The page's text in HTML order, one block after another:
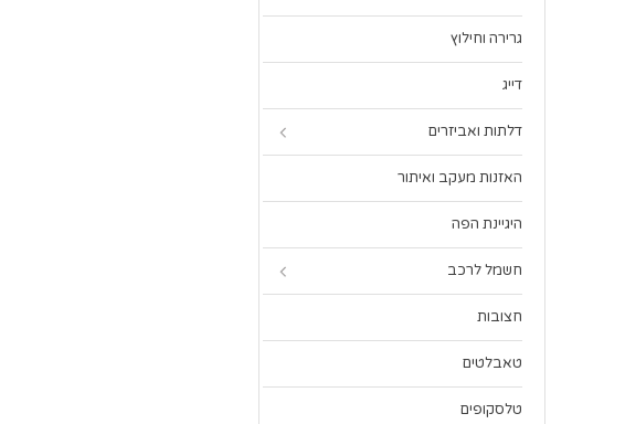
גרירה וחילוץ
דייג
דלתות ואביזרים
האזנות מעקב ואיתור
היגיינת הפה
חשמל לרכב
חצובות
טאבלטים
טלסקופים